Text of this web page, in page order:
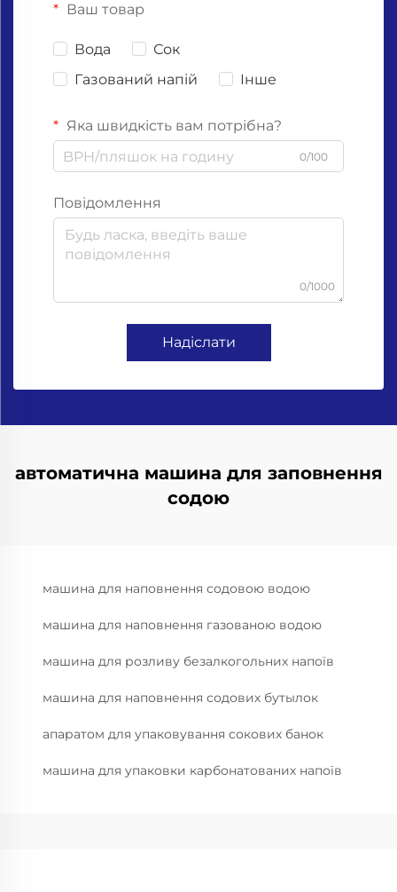
Ваш товар
Вода
Сок
Газований напій
Інше
Яка швидкість вам потрібна?
0/100
Повідомлення
0/1000
Надіслати
автоматична машина для заповнення
содою
машина для наповнення содовою водою
машина для наповнення газованою водою
машина для розливу безалкогольних напоїв
машина для наповнення содових бутылок
апаратом для упаковування сокових банок
машина для упаковки карбонатованих напоїв